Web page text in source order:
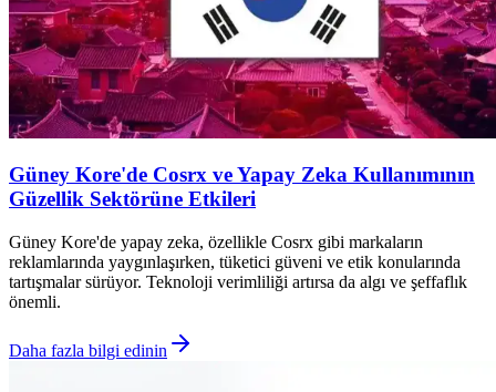
Güney Kore'de Cosrx ve Yapay Zeka Kullanımının
Güzellik Sektörüne Etkileri
Güney Kore'de yapay zeka, özellikle Cosrx gibi markaların
reklamlarında yaygınlaşırken, tüketici güveni ve etik konularında
tartışmalar sürüyor. Teknoloji verimliliği artırsa da algı ve şeffaflık
önemli.
Daha fazla bilgi edinin